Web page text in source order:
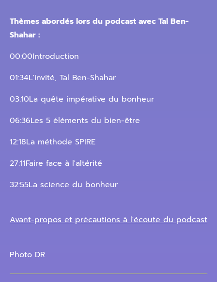
Thèmes abordés lors du podcast avec Tal Ben-
Shahar :
00:00Introduction
01:34L'invité, Tal Ben-Shahar
03:10La quête impérative du bonheur
06:36Les 5 éléments du bien-être
12:18La méthode SPIRE
27:11Faire face à l'altérité
32:55La science du bonheur
Avant-propos et précautions à l'écoute du podcast
Photo DR